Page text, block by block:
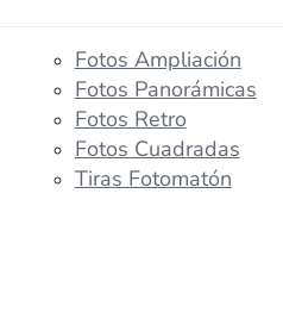
Fotos Ampliación
Fotos Panorámicas
Fotos Retro
Fotos Cuadradas
Tiras Fotomatón